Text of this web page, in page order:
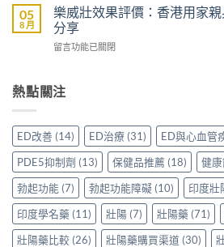
士
購
買
讀
的
意
事
項〉
中
勃
加
時
香
家
真
實
使
用
心
得〉
中
好？
一
文
比
VI[DK]
羅
紅
鑽〉
中
度
雙
效
片
買
心？
香
港
用
家
親
身
分
享
05
8 月
樂威壯效果評價：香港用家
分享
在
壯
效
評
價：
香
港
用
家
親
身
服
留言功能已關閉
熱點關注
ED改善 (14) ED治療 (31) ED與心血管
PDE5抑制劑 (13) 保健品推薦 (18) 健
勃起功能 (7) 勃起功能障礙 (10) 印度壯
印度學名藥 (11) 壯陽 (7) 壯陽藥 (71)
壯陽藥比較 (26) 壯陽藥購買渠道 (30)